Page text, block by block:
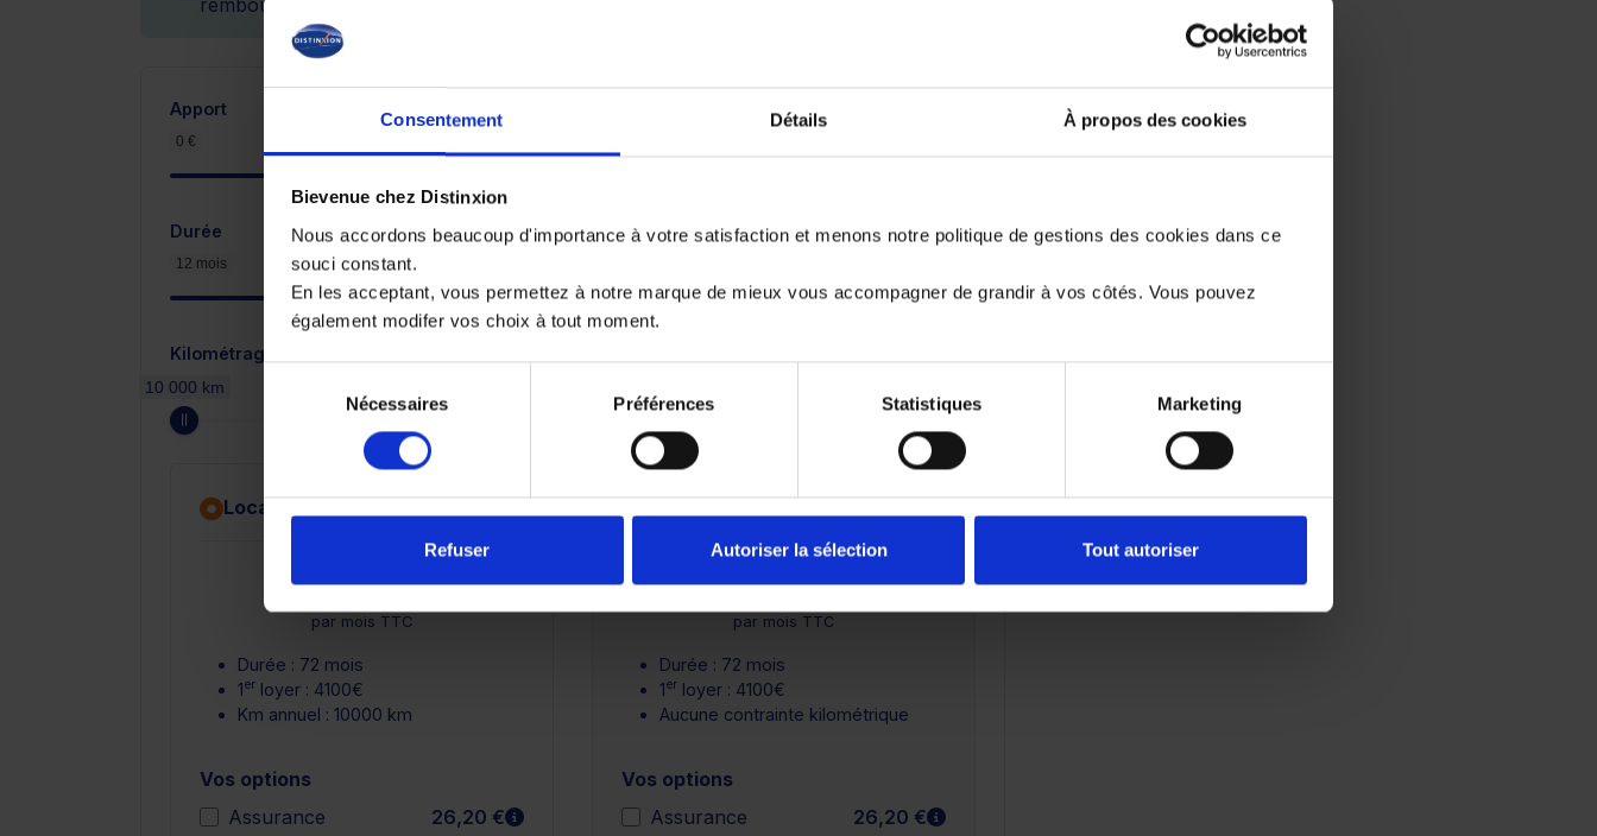
Consentement Détails À propos des cookies
Bievenue chez Distinxion
Nous accordons beaucoup d'importance à votre satisfaction et menons notre politique de gestions des cookies dans ce
souci constant.
En les acceptant, vous permettez à notre marque de mieux vous accompagner de grandir à vos côtés. Vous pouvez
également modifer vos choix à tout moment.
consentement
Nécessaires Préférences Statistiques Marketing
Refuser Autoriser la sélection Tout autoriser
Apport
0 €
Durée
12 mois
Kilométrage annuel
10 000 km
Location avec option d'achat
437,20 €
par mois TTC
Durée : 72 mois
1er loyer : 4100€
Km annuel : 10000 km
Vos options
Assurance
26,20 € En savoir plus
397,95 €
par mois TTC
Durée : 72 mois
1er loyer : 4100€
Aucune contrainte kilométrique
Vos options
Assurance
26,20 € En savoir plus